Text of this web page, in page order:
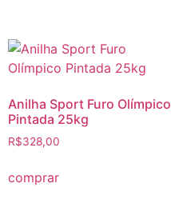
Anilha Sport Furo Olímpico
Pintada 25kg
R$328,00
comprar